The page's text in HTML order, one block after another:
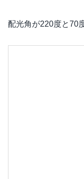
配光角が220度と70